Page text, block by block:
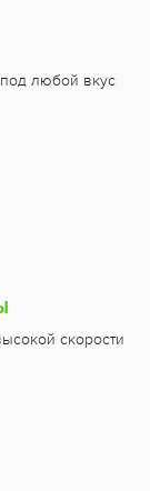
любой вкус
скорости